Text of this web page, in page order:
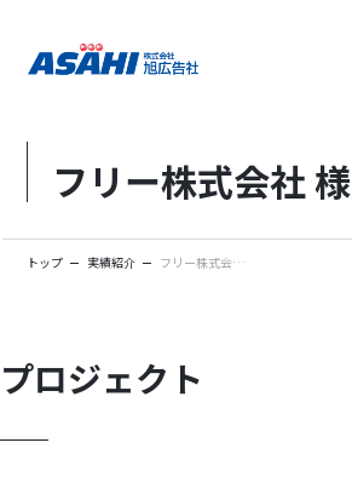
フリー株式会社 様
トップ 実績紹介 フリー株式会社 様
プロジェクト